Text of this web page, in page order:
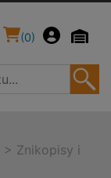
(0)
> Znikopisy i